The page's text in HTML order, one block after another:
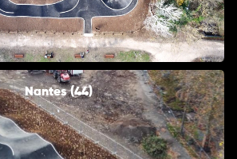
Nantes (44)